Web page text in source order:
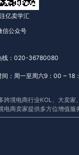
亿卖学汇
信公众号
线：020-36780080
间：周一至周六9：00 ~ 18
境电商行业KOL、大卖
商卖家提供多方位增值服